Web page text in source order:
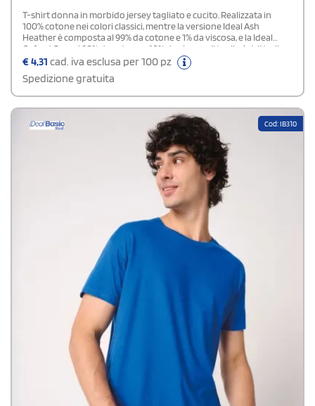
T-shirt donna in morbido jersey tagliato e cucito. Realizzata in
100% cotone nei colori classici, mentre la versione Ideal Ash
Heather è composta al 99% da cotone e 1% da viscosa, e la Ideal
Oxford Grey al 90% da cotone e 10% da viscosa. Il taglio è dritto, il
collo è a costine con doppie impunture, il nastro di rinforzo interno
e le finiture sono a doppio ago. Etichetta removibile per una
personalizzazione facilitata.Disponibile modello Uomo e Bambino
€4,31 cad. iva esclusa per 100 pz
Spedizione gratuita
Cod: IB310